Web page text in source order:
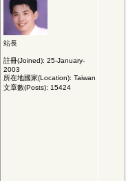
站長
註冊(Joined): 25-January-
2003
所在地國家(Location): Taiwan
文章數(Posts): 15424